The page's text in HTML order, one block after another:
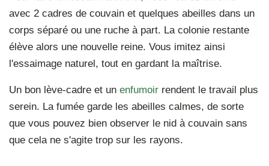
avec 2 cadres de couvain et quelques abeilles dans un
corps séparé ou une ruche à part. La colonie restante
élève alors une nouvelle reine. Vous imitez ainsi
l'essaimage naturel, tout en gardant la maîtrise.
Un bon lève-cadre et un enfumoir rendent le travail plus
serein. La fumée garde les abeilles calmes, de sorte
que vous pouvez bien observer le nid à couvain sans
que cela ne s'agite trop sur les rayons.